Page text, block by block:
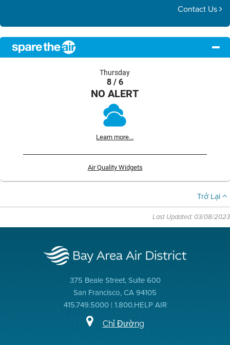
Contact Us
Thursday
8 / 6
NO ALERT
Learn more...
Air Quality Widgets
Trở Lại
Last Updated: 03/08/2023
375 Beale Street, Suite 600
San Francisco, CA 94105
415.749.5000 | 1.800.HELP AIR
Chỉ Đường